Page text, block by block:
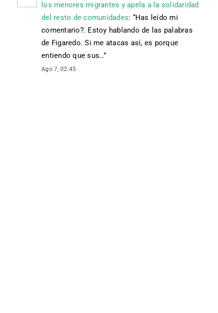
los menores migrantes y apela a la solidaridad
del resto de comunidades: “Has leído mi
comentario?. Estoy hablando de las palabras
de Figaredo. Si me atacas así, es porque
entiendo que sus…”
Ago 7, 02:45